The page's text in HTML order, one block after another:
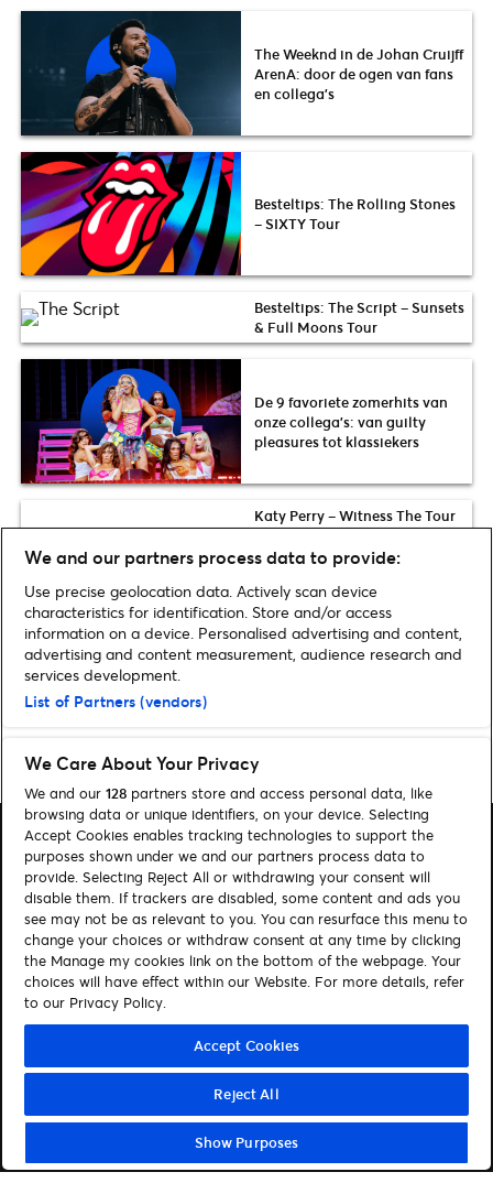
The Weeknd in de Johan Cruijff
ArenA: door de ogen van fans
en collega’s
Besteltips: The Rolling Stones
– SIXTY Tour
Besteltips: The Script – Sunsets
& Full Moons Tour
De 9 favoriete zomerhits van
onze collega’s: van guilty
pleasures tot klassiekers
Katy Perry – Witness The Tour
Besteltips: Céline Dion –
Courage World Tour
Home» Muziek» Besteltips: Camila Cabello – The Romance Tour
Zoeken
Cookies beheren
Contact
Cookiebeleid
Disclaimer
Volg ons
Visit Facebook (opens in a new window)
Visit Instagram (opens in a new window)
Visit Tiktok (opens in a new window)
Visit LinkedIn (opens in a new window)
We and our partners process data to provide:
Use precise geolocation data. Actively scan device
characteristics for identification. Store and/or access
information on a device. Personalised advertising and content,
advertising and content measurement, audience research and
services development.
List of Partners (vendors)
We Care About Your Privacy
We and our 128 partners store and access personal data, like
browsing data or unique identifiers, on your device. Selecting
Accept Cookies enables tracking technologies to support the
purposes shown under we and our partners process data to
provide. Selecting Reject All or withdrawing your consent will
disable them. If trackers are disabled, some content and ads you
see may not be as relevant to you. You can resurface this menu to
change your choices or withdraw consent at any time by clicking
the Manage my cookies link on the bottom of the webpage. Your
choices will have effect within our Website. For more details, refer
to our Privacy Policy.
Accept Cookies
Reject All
Show Purposes